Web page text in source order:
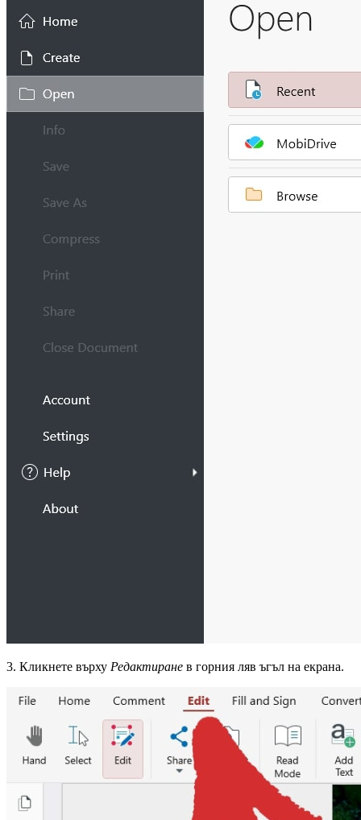
3. Кликнете върху Редактиране в горния ляв ъгъл на екрана.